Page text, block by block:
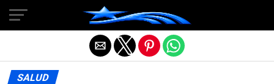
SALUD
Salir de la versión móvil